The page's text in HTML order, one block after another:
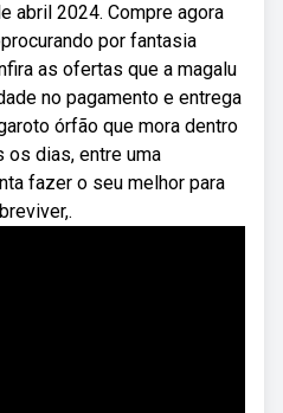
abril 2024. Compre agora
por fantasia
as ofertas que a magalu
no pagamento e entrega
órfão que mora dentro
os dias, entre uma
fazer o seu melhor para